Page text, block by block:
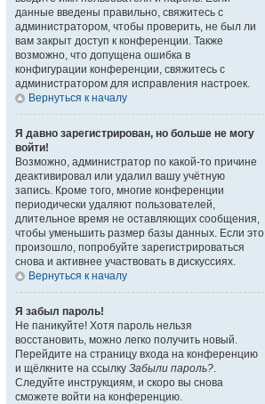
данные введены правильно, свяжитесь с
администратором, чтобы проверить, не был ли
вам закрыт доступ к конференции. Также
возможно, что допущена ошибка в
конфигурации конференции, свяжитесь с
администратором для исправления настроек.
Вернуться к началу
Я давно зарегистрирован, но больше не могу
войти!
Возможно, администратор по какой-то причине
деактивировал или удалил вашу учётную
запись. Кроме того, многие конференции
периодически удаляют пользователей,
длительное время не оставляющих сообщения,
чтобы уменьшить размер базы данных. Если это
произошло, попробуйте зарегистрироваться
снова и активнее участвовать в дискуссиях.
Вернуться к началу
Я забыл пароль!
Не паникуйте! Хотя пароль нельзя
восстановить, можно легко получить новый.
Перейдите на страницу входа на конференцию
и щёлкните на ссылку Забыли пароль?.
Следуйте инструкциям, и скоро вы снова
сможете войти на конференцию.